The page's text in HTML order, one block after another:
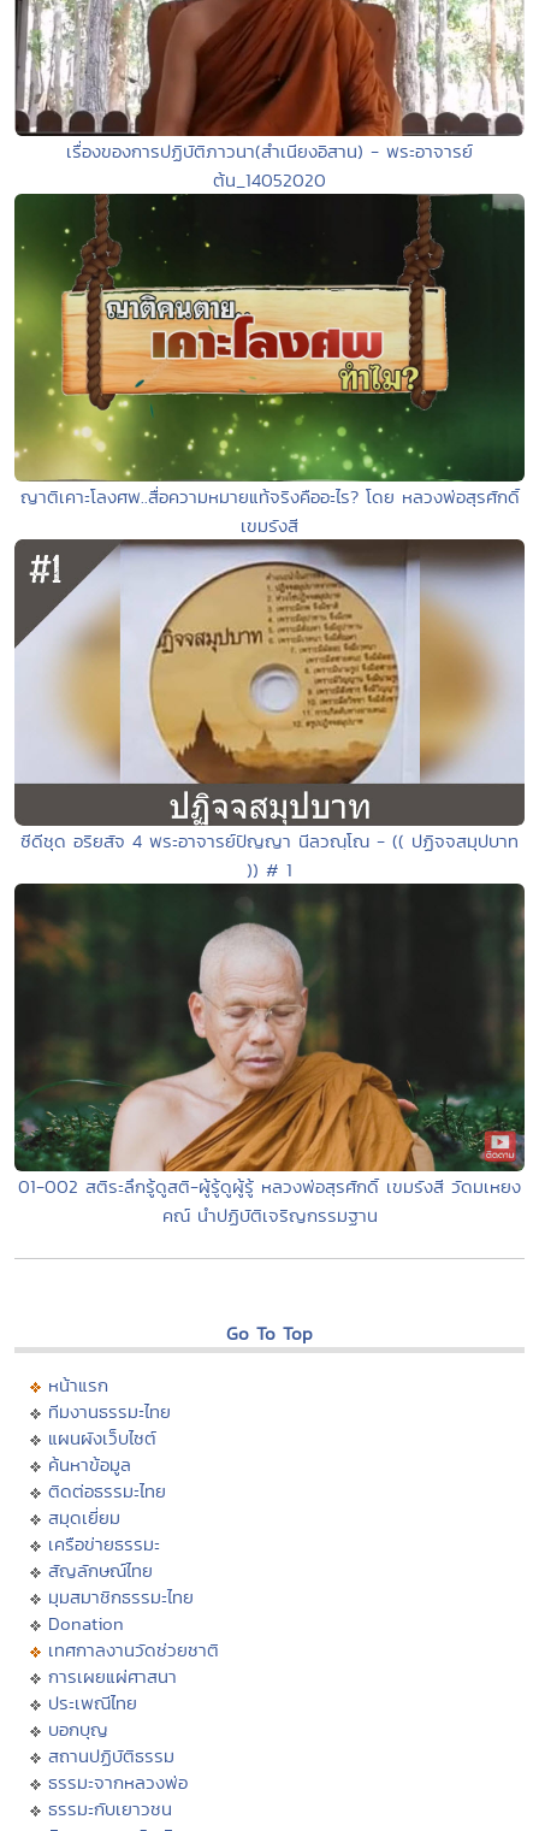
เรื่องของการปฏิบัติภาวนา(สำเนียงอิสาน) - พระอาจารย์
ต้น_14052020
ญาติเคาะโลงศพ..สื่อความหมายแท้จริงคืออะไร? โดย หลวงพ่อสุรศักดิ์
เขมรังสี
ซีดีชุด อริยสัจ 4 พระอาจารย์ปัญญา นีลวณฺโณ - (( ปฏิจจสมุปบาท
)) # 1
01-002 สติระลึกรู้ดูสติ-ผู้รู้ดูผู้รู้ หลวงพ่อสุรศักดิ์ เขมรังสี วัดมเหยง
คณ์ นำปฏิบัติเจริญกรรมฐาน
Go To Top
หน้าแรก
ทีมงานธรรมะไทย
แผนผังเว็บไซต์
ค้นหาข้อมูล
ติดต่อธรรมะไทย
สมุดเยี่ยม
เครือข่ายธรรมะ
สัญลักษณ์ไทย
มุมสมาชิกธรรมะไทย
Donation
เทศกาลงานวัดช่วยชาติ
การเผยแผ่ศาสนา
ประเพณีไทย
บอกบุญ
สถานปฏิบัติธรรม
ธรรมะจากหลวงพ่อ
ธรรมะกับเยาวชน